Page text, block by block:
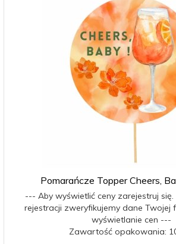
Pomarańcze Topper Cheers,
--- Aby wyświetlić ceny zarejestruj
rejestracji zweryfikujemy dane Twojej
wyświetlanie cen ---
Zawartość opakowania: